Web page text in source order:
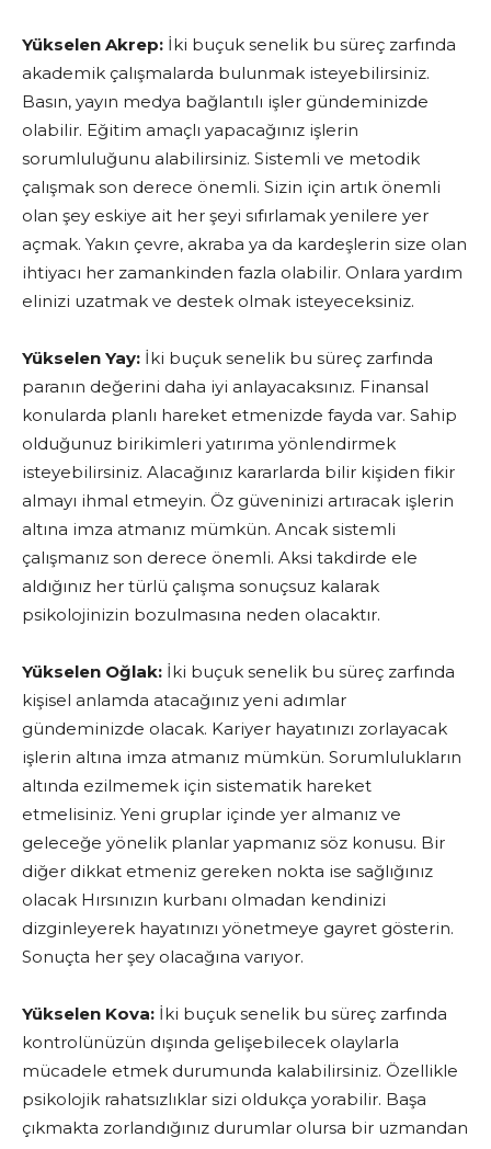
Yükselen Akrep: İki buçuk senelik bu süreç zarfında
akademik çalışmalarda bulunmak isteyebilirsiniz.
Basın, yayın medya bağlantılı işler gündeminizde
olabilir. Eğitim amaçlı yapacağınız işlerin
sorumluluğunu alabilirsiniz. Sistemli ve metodik
çalışmak son derece önemli. Sizin için artık önemli
olan şey eskiye ait her şeyi sıfırlamak yenilere yer
açmak. Yakın çevre, akraba ya da kardeşlerin size olan
ihtiyacı her zamankinden fazla olabilir. Onlara yardım
elinizi uzatmak ve destek olmak isteyeceksiniz.
Yükselen Yay: İki buçuk senelik bu süreç zarfında
paranın değerini daha iyi anlayacaksınız. Finansal
konularda planlı hareket etmenizde fayda var. Sahip
olduğunuz birikimleri yatırıma yönlendirmek
isteyebilirsiniz. Alacağınız kararlarda bilir kişiden fikir
almayı ihmal etmeyin. Öz güveninizi artıracak işlerin
altına imza atmanız mümkün. Ancak sistemli
çalışmanız son derece önemli. Aksi takdirde ele
aldığınız her türlü çalışma sonuçsuz kalarak
psikolojinizin bozulmasına neden olacaktır.
Yükselen Oğlak: İki buçuk senelik bu süreç zarfında
kişisel anlamda atacağınız yeni adımlar
gündeminizde olacak. Kariyer hayatınızı zorlayacak
işlerin altına imza atmanız mümkün. Sorumlulukların
altında ezilmemek için sistematik hareket
etmelisiniz. Yeni gruplar içinde yer almanız ve
geleceğe yönelik planlar yapmanız söz konusu. Bir
diğer dikkat etmeniz gereken nokta ise sağlığınız
olacak Hırsınızın kurbanı olmadan kendinizi
dizginleyerek hayatınızı yönetmeye gayret gösterin.
Sonuçta her şey olacağına varıyor.
Yükselen Kova: İki buçuk senelik bu süreç zarfında
kontrolünüzün dışında gelişebilecek olaylarla
mücadele etmek durumunda kalabilirsiniz. Özellikle
psikolojik rahatsızlıklar sizi oldukça yorabilir. Başa
çıkmakta zorlandığınız durumlar olursa bir uzmandan